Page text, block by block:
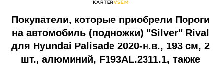
Покупатели, которые приобрели Пороги
на автомобиль (подножки) "Silver" Rival
для Hyundai Palisade 2020-н.в., 193 см, 2
шт., алюминий, F193AL.2311.1, также